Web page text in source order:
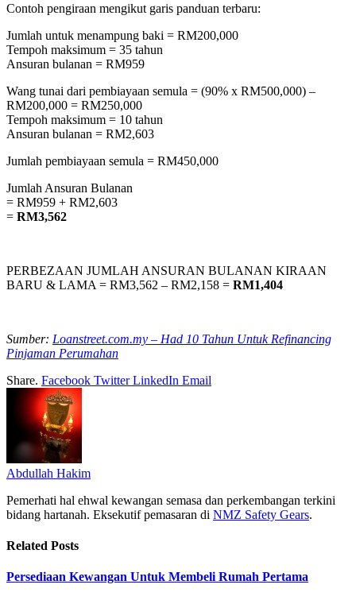
Contoh pengiraan mengikut garis panduan terbaru:
Jumlah untuk menampung baki = RM200,000
Tempoh maksimum = 35 tahun
Ansuran bulanan = RM959
Wang tunai dari pembiayaan semula = (90% x RM500,000) –
RM200,000 = RM250,000
Tempoh maksimum = 10 tahun
Ansuran bulanan = RM2,603
Jumlah pembiayaan semula = RM450,000
Jumlah Ansuran Bulanan
= RM959 + RM2,603
= RM3,562
PERBEZAAN JUMLAH ANSURAN BULANAN KIRAAN
BARU & LAMA = RM3,562 – RM2,158 = RM1,404
Sumber: Loanstreet.com.my – Had 10 Tahun Untuk Refinancing
Pinjaman Perumahan
Share. Facebook Twitter LinkedIn Email
Abdullah Hakim
Pemerhati hal ehwal kewangan semasa dan perkembangan terkini
bidang hartanah. Eksekutif pemasaran di NMZ Safety Gears.
Related Posts
Persediaan Kewangan Untuk Membeli Rumah Pertama